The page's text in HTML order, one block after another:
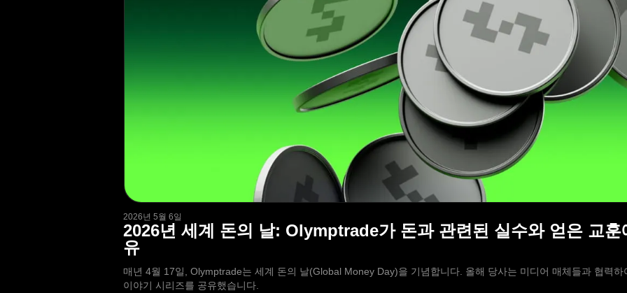
2026년 5월 6일
2026년 세계 돈의 날: Olymptrade가 돈과 관련된 실수와 얻은 교
유
매년 4월 17일, Olymptrade는 세계 돈의 날(Global Money Day)을 기념합니다. 올해 당사는 미디어 매체들과 협력
이야기 시리즈를 공유했습니다.